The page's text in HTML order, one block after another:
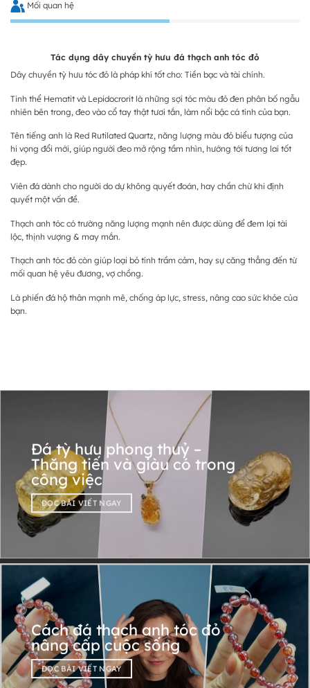
Mối quan hệ
Tác dụng dây chuyền tỳ hưu đá thạch anh tóc đỏ
Dây chuyền tỳ hưu tóc đỏ là pháp khí tốt cho: Tiền bạc và tài chính.
Tinh thể Hematit và Lepidocrorit là những sợi tóc màu đỏ đen phân bố ngẫu
nhiên bên trong, đeo vào cổ tay thật tươi tắn, làm nổi bậc cá tính của bạn.
Tên tiếng anh là Red Rutilated Quartz, năng lượng màu đỏ biểu tượng của
hi vọng đổi mới, giúp người đeo mở rộng tầm nhìn, hướng tới tương lai tốt
đẹp.
Viên đá dành cho người do dự không quyết đoán, hay chần chừ khi định
quyết một vấn đề.
Thạch anh tóc có trường năng lượng mạnh nên được dùng để đem lại tài
lộc, thịnh vượng & may mắn.
Thạch anh tóc đỏ còn giúp loại bỏ tính trầm cảm, hay sự căng thẳng đến từ
mối quan hệ yêu đương, vợ chồng.
Là phiến đá hộ thân mạnh mẽ, chống áp lực, stress, nâng cao sức khỏe của
bạn.
Đá tỳ hưu phong thuỷ –
Thăng tiến và giàu có trong
công việc
ĐỌC BÀI VIẾT NGAY
Cách đá thạch anh tóc đỏ
nâng cấp cuộc sống
ĐỌC BÀI VIẾT NGAY